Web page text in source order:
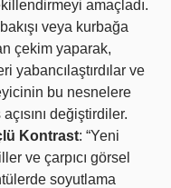
amaçladı.
veya kurbağa
çekim yaparak,
yabancılaştırdılar ve
bu nesnelere
değiştirdiler.
Kontrast: “Yeni
ve çarpıcı görsel
soyutlama